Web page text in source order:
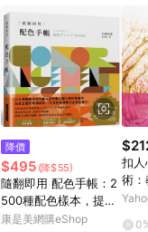
降價
$495 (降$55)
隨翻即用 配色手帳：2
500種配色樣本，提昇
配色品味，12刷大熱賣
康是美網購eShop
扣人
術：
劃美